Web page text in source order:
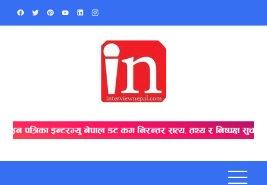
Skip